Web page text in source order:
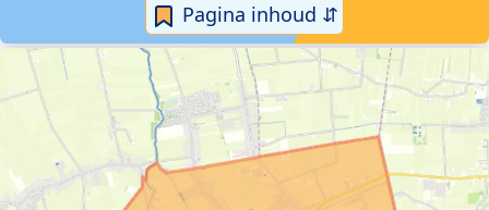
Pagina inhoud ⇵